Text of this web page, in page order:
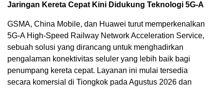
Jaringan Kereta Cepat Kini Didukung Teknologi 5G-A
GSMA, China Mobile, dan Huawei turut memperkenalkan
5G-A High-Speed Railway Network Acceleration Service,
sebuah solusi yang dirancang untuk menghadirkan
pengalaman konektivitas seluler yang lebih baik bagi
penumpang kereta cepat. Layanan ini mulai tersedia
secara komersial di Tiongkok pada Agustus 2026 dan